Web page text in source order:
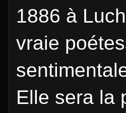
1886 à
vraie
Elle sera la